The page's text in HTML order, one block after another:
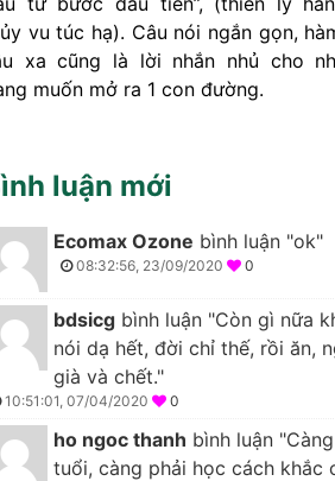
vu túc hạ). Câu nói ngắn gọn,
xa cũng là lời nhắn nhủ cho
muốn mở ra 1 con đường.
luận mới
Ecomax Ozone bình luận "ok"
08:32:56, 23/09/2020 0
bdsicg bình luận "Còn gì nữa
nói dạ hết, đời chỉ thế, rồi ăn,
già và chết."
10:51:01, 07/04/2020 0
ho ngoc thanh bình luận
tuổi, càng phải học cách khắc